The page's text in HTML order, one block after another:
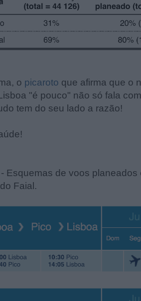
o picaroto que afirma que o
"é pouco" não só fala
tem do seu lado a razão!
Esquemas de voos
Faial.